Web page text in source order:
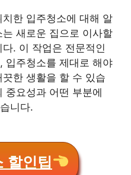
한 입주청소에 대해 알
새로운 집으로 이사할
. 이 작업은 전문적인
입주청소를 제대로 해야
한 생활을 할 수 있습
중요성과 어떤 부분에
니다.
할인팁